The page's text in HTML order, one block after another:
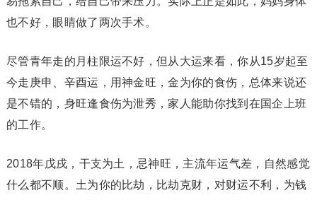
也不好，眼睛做了两次手术。
尽管青年走的月柱限运不好，但从大运来看，你从15岁起至
今走庚申、辛酉运，用神金旺，金为你的食伤，总体来说还
是不错的，身旺逢食伤为泄秀，家人能助你找到在国企上班
的工作。
2018年戊戌，干支为土，忌神旺，主流年运气差，自然感觉
什么都不顺。土为你的比劫，比劫克财，对财运不利，为钱